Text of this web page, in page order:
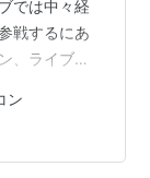
では中々経
戦するにあ
、ライブ中
し参戦」エ
ングエリア
まぁ足腰わ
ン